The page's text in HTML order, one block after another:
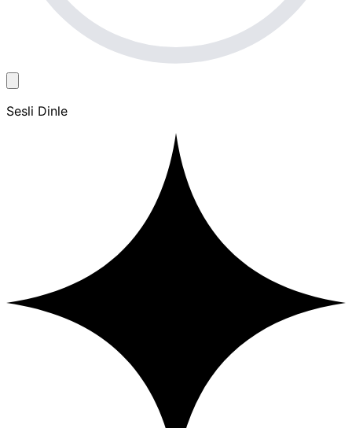
Sesli Dinle